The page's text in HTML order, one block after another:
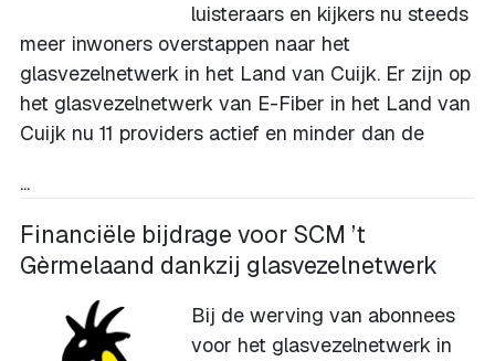
luisteraars en kijkers nu steeds
meer inwoners overstappen naar het
glasvezelnetwerk in het Land van Cuijk. Er zijn op
het glasvezelnetwerk van E-Fiber in het Land van
Cuijk nu 11 providers actief en minder dan de
...
Financiële bijdrage voor SCM ’t
Gèrmelaand dankzij glasvezelnetwerk
Bij de werving van abonnees
voor het glasvezelnetwerk in